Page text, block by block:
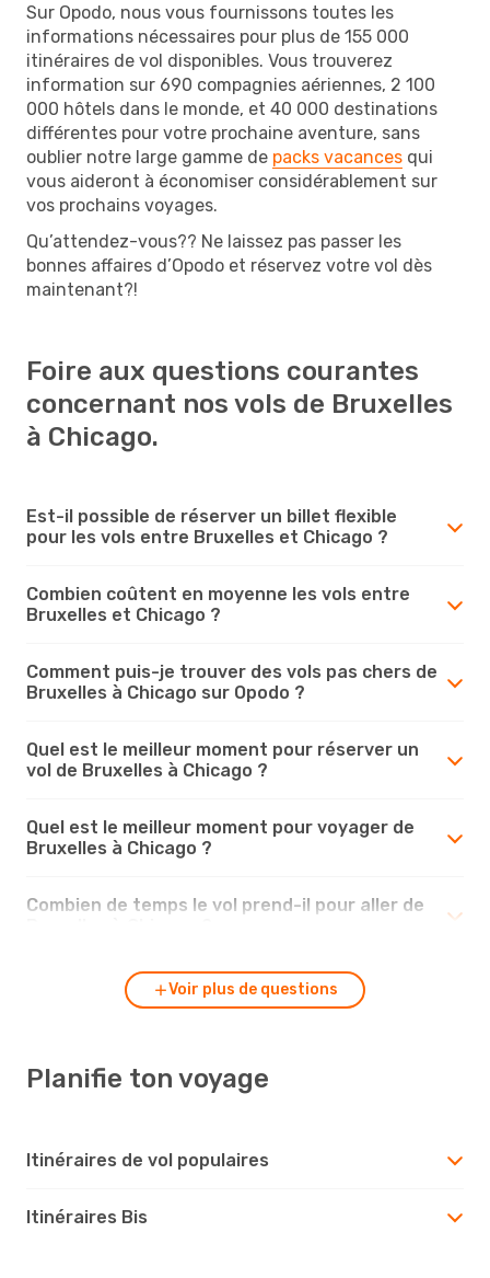
Sur Opodo, nous vous fournissons toutes les
informations nécessaires pour plus de 155 000
itinéraires de vol disponibles. Vous trouverez
information sur 690 compagnies aériennes, 2 100
000 hôtels dans le monde, et 40 000 destinations
différentes pour votre prochaine aventure, sans
oublier notre large gamme de packs vacances qui
vous aideront à économiser considérablement sur
vos prochains voyages.
Qu’attendez-vous?? Ne laissez pas passer les
bonnes affaires d’Opodo et réservez votre vol dès
maintenant?!
Foire aux questions courantes
concernant nos vols de Bruxelles
à Chicago.
Est-il possible de réserver un billet flexible
pour les vols entre Bruxelles et Chicago ?
Combien coûtent en moyenne les vols entre
Bruxelles et Chicago ?
Comment puis-je trouver des vols pas chers de
Bruxelles à Chicago sur Opodo ?
Quel est le meilleur moment pour réserver un
vol de Bruxelles à Chicago ?
Quel est le meilleur moment pour voyager de
Bruxelles à Chicago ?
Combien de temps le vol prend-il pour aller de
Voir plus de questions
Planifie ton voyage
Itinéraires de vol populaires
Itinéraires Bis